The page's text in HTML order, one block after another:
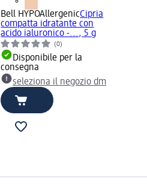
Bell HYPOAllergenicCipria
compatta idratante con
acido ialuronico -..., 5 g
(0)
Disponibile per la
consegna
seleziona il negozio dm